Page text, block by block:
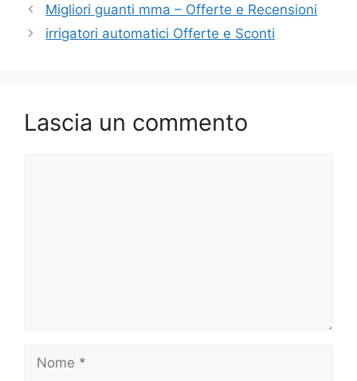
Migliori guanti mma – Offerte e Recensioni
irrigatori automatici Offerte e Sconti
Lascia un commento